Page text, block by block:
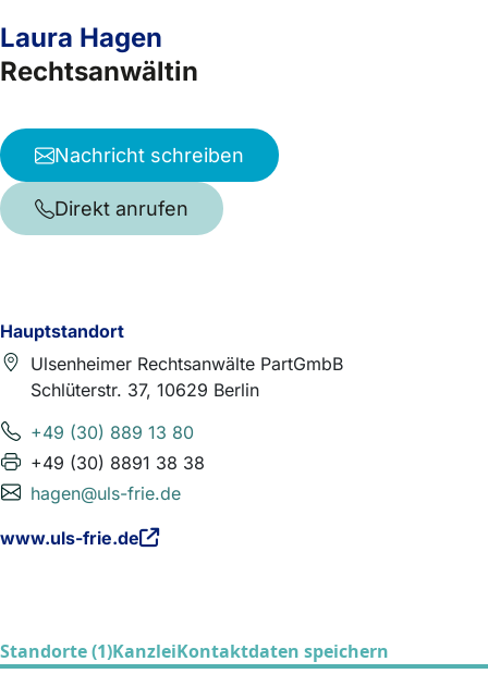
Hauptstandort
Ulsenheimer Rechtsanwälte PartGmbB
Schlüterstr. 37, 10629 Berlin
+49 (30) 889 13 80
+49 (30) 8891 38 38
hagen@uls-frie.de
www.uls-frie.de
Laura Hagen
Rechtsanwältin
Nachricht schreiben
Direkt anrufen
Standorte (1)KanzleiKontaktdaten speichern